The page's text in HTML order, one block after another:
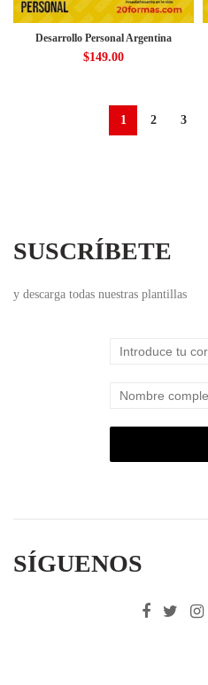
Desarrollo Personal Argentina
$149.00
1 2 3
SUSCRÍBETE
y descarga todas nuestras plantillas
SÍGUENOS